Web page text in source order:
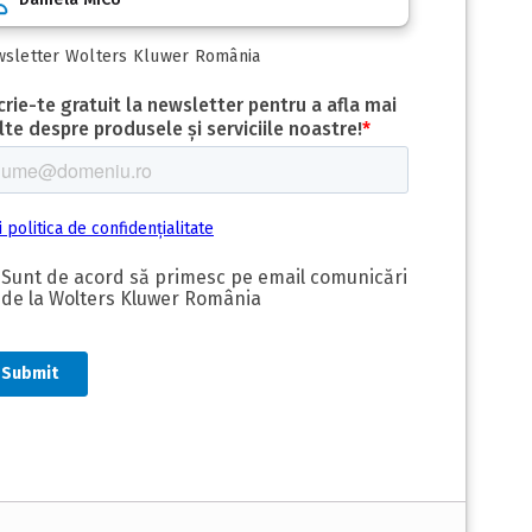
Wolters Kluwer România